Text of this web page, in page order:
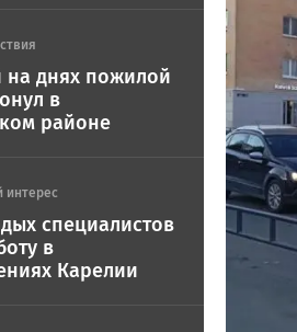
днях пожилой
в
районе
интерес
специалистов
в
Карелии
и
Карелии
|
ГОВОРИТ